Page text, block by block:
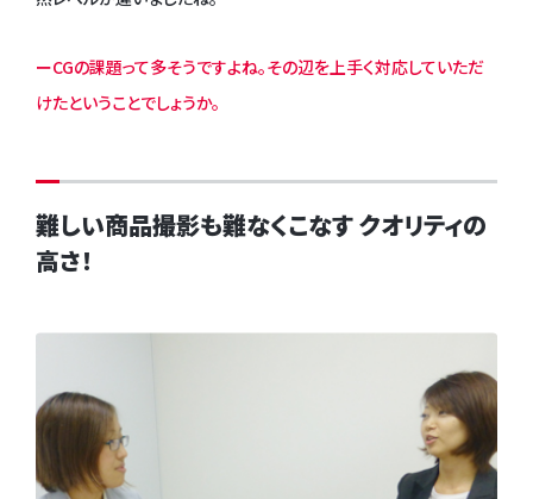
ーCGの課題って多そうですよね。その辺を上手く対応していただ
けたということでしょうか。
難しい商品撮影も難なくこなす クオリティの
高さ！